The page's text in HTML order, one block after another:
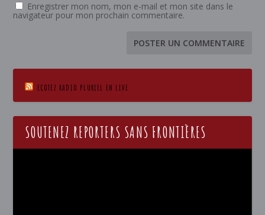
Enregistrer mon nom, mon e-mail et mon site dans le
navigateur pour mon prochain commentaire.
ECOTEZ RADIO PLURIEL EN LIVE
SOUTENEZ REPORTERS SANS FRONTIÈRES